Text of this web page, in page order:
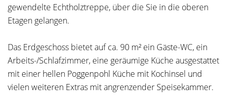
gewendelte Echtholztreppe, über die Sie in die oberen
Etagen gelangen.
Das Erdgeschoss bietet auf ca. 90 m² ein Gäste-WC, ein
Arbeits-/Schlafzimmer, eine geräumige Küche ausgestattet
mit einer hellen Poggenpohl Küche mit Kochinsel und
vielen weiteren Extras mit angrenzender Speisekammer.